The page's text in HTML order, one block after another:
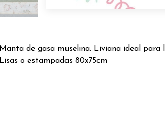
Manta de gasa muselina. Liviana ideal para
Lisas o estampadas 80x75cm